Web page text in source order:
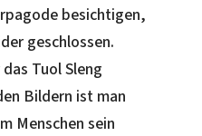
besichtigen,
geschlossen.
Tuol Sleng
Bildern ist man
Menschen sein